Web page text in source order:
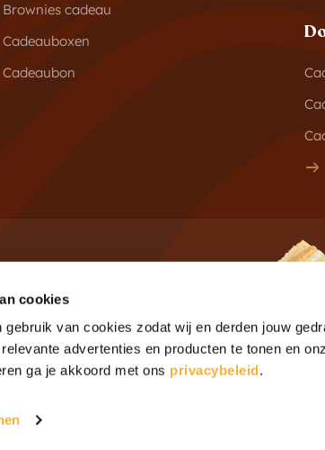
cookies
gebruik van cookies zodat wij en derden jouw
advertenties en producten te tonen en
ga je akkoord met ons privacybeleid.
Brownies cadeau
Cadeauboxen
Cadeaubon
exclusieve aanbiedingen